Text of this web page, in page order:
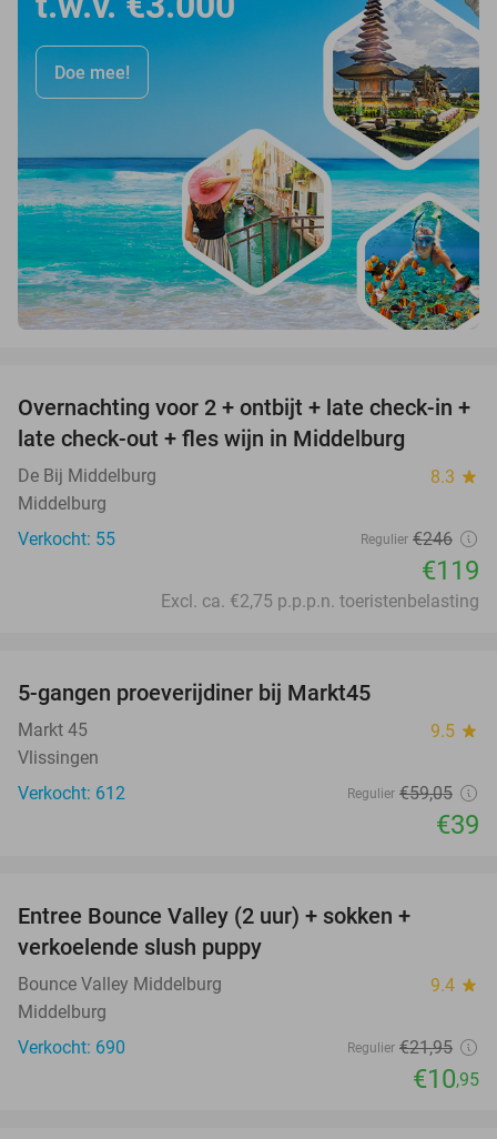
Doe mee!
52%
Overnachting voor 2 + ontbijt + late check-in +
late check-out + fles wijn in Middelburg
De Bij Middelburg 8.3 star
Middelburg
Verkocht: 55
Regulier €246
€119
Excl. ca. €2,75 p.p.p.n. toeristenbelasting
5-gangen proeverijdiner bij Markt45
Markt 45 9.5 star
Vlissingen
Verkocht: 612
Regulier €59,05
€39
Entree Bounce Valley (2 uur) + sokken +
verkoelende slush puppy
Bounce Valley Middelburg 9.4 star
Middelburg
Verkocht: 690
Regulier €21,95
€10,95